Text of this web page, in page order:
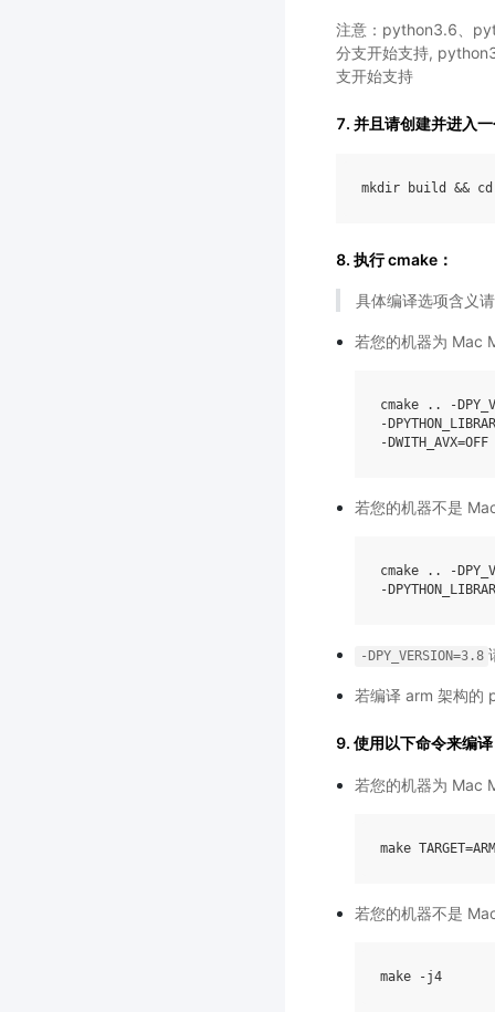
注意：python3.6、
分支开始支持,
支开始支持
7. 并且请创建并进入
mkdir build && cd
8. 执行 cmake：
具体编译选项含义
若您的机器为 Mac
cmake .. -
-
若您的机器不是
cmake .. -
-DPY_VERSION=3.8
若编译 arm 架构的
9. 使用以下命令来编
若您的机器为 Mac
make TARGET=
若您的机器不是
make -j4